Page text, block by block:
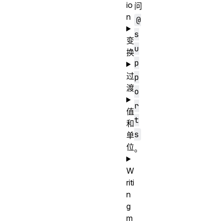
问
@
s
u
p
p
o
r
t
s
。
io
n
变
换
过
渡
值
和
单
位
W
riti
n
g
m